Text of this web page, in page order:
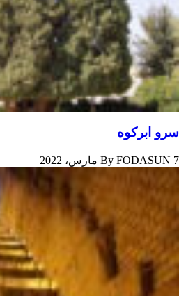
سرو ابرکوه
By FODASUN 7 مارس، 2022